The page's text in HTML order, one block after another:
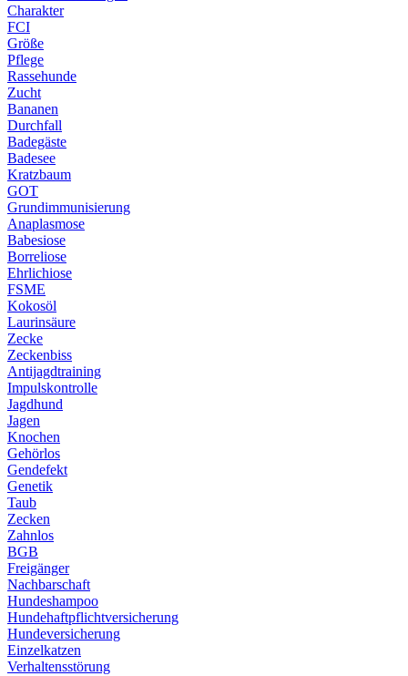
Charakter
FCI
Größe
Pflege
Rassehunde
Zucht
Bananen
Durchfall
Badegäste
Badesee
Kratzbaum
GOT
Grundimmunisierung
Anaplasmose
Babesiose
Borreliose
Ehrlichiose
FSME
Kokosöl
Laurinsäure
Zecke
Zeckenbiss
Antijagdtraining
Impulskontrolle
Jagdhund
Jagen
Knochen
Gehörlos
Gendefekt
Genetik
Taub
Zecken
Zahnlos
BGB
Freigänger
Nachbarschaft
Hundeshampoo
Hundehaftpflichtversicherung
Hundeversicherung
Einzelkatzen
Verhaltensstörung